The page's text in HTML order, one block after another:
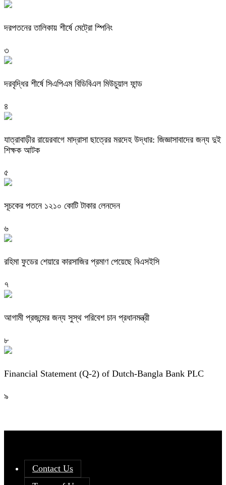
দরপতনের তালিকায় শীর্ষে মেট্রো স্পিনিং
৩
দরবৃদ্ধির শীর্ষে সিএপিএম বিডিবিএল মিউচুয়াল ফান্ড
৪
যাত্রাবাড়ীর রায়েরবাগে মাদ্রাসা ছাত্রের মরদেহ উদ্ধার: জিজ্ঞাসাবাদের জন্য দুই
শিক্ষক আটক
৫
সূচকের পতনে ১২১০ কোটি টাকার লেনদেন
৬
রহিমা ফুডের শেয়ারে কারসাজির প্রমাণ পেয়েছে বিএসইসি
৭
আগামী প্রজন্মের জন্য সুস্থ পরিবেশ চান প্রধানমন্ত্রী
৮
Financial Statement (Q-2) of Dutch-Bangla Bank PLC
৯
Contact Us